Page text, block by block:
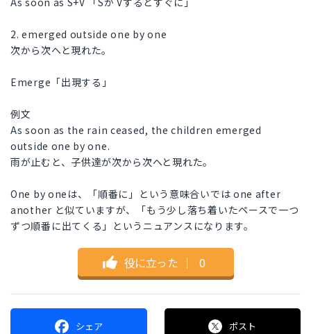
2. emerged outside one by one
次から次へと現れた。
Emerge「出現する」
例文
As soon as the rain ceased, the children emerged
outside one by one.
雨が止むと、子供達が次から次へと現れた。
One by oneは、「順番に」という意味合いでは one after
another と似ていますが、「もう少し落ち着いたペースで一つ
ずつ順番に出てくる」というニュアンスになります。
役に立った ｜ 0
シェア ポスト